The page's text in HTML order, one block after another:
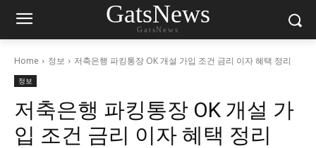
GatsNews
GatsNews
Home 정보 저축은행 파킹통장 OK 개설 가입 조건 금리 이자 혜택 정리
정보
저축은행 파킹통장 OK 개설 가
입 조건 금리 이자 혜택 정리